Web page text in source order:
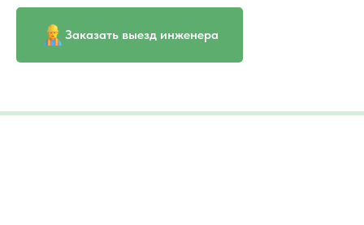
Заказать выезд инженера